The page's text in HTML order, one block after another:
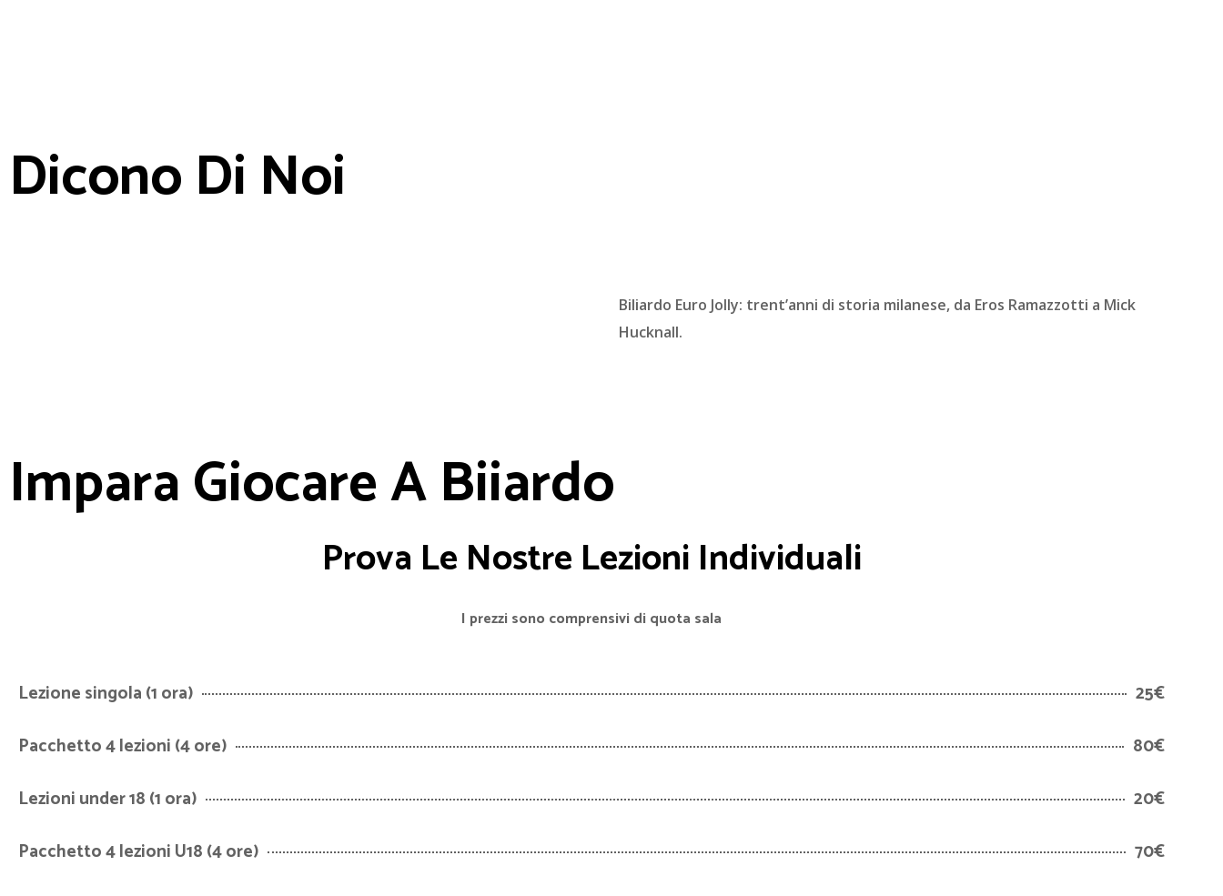
Dicono Di Noi
Biliardo Euro Jolly: trent’anni di storia milanese, da Eros Ramazzotti a Mick
Hucknall.
Impara Giocare A Biiardo
Prova Le Nostre Lezioni Individuali
I prezzi sono comprensivi di quota sala
Lezione singola (1 ora)
25€
Pacchetto 4 lezioni (4 ore)
80€
Lezioni under 18 (1 ora)
20€
Pacchetto 4 lezioni U18 (4 ore)
70€